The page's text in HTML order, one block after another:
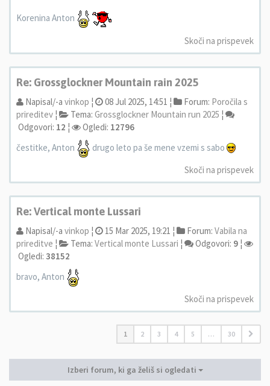
Korenina Anton
Skoči na prispevek
Re: Grossglockner Mountain rain 2025
Napisal/-a vinkop ¦ 08 Jul 2025, 14:51 ¦ Forum: Poročila s
prireditev ¦ Tema: Grossglockner Mountain run 2025 ¦
Odgovori: 12 ¦ Ogledi: 12796
čestitke, Anton
drugo leto pa še mene vzemi s sabo
Skoči na prispevek
Re: Vertical monte Lussari
Napisal/-a vinkop ¦ 15 Mar 2025, 19:21 ¦ Forum: Vabila na
prireditve ¦ Tema: Vertical monte Lussari ¦ Odgovori: 9 ¦
Ogledi: 38152
bravo, Anton
Skoči na prispevek
1 2 3 4 5 … 30
Izberi forum, ki ga želiš si ogledati